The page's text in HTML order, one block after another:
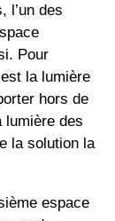
l’un des
Pour
la lumière
hors de
lumière des
la solution la
espace